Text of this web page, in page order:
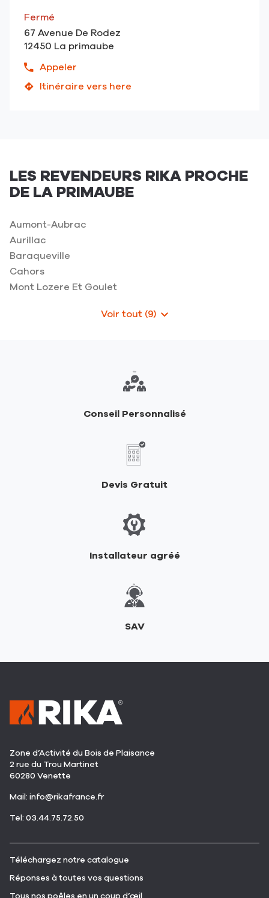
Fermé
67 Avenue De Rodez
12450 La primaube
Appeler
Afficher
le
vente
BOURGUIGNON
La
Primaube
Itinéraire vers here
jusqu'au
-
La
Primaube
LES REVENDEURS RIKA PROCHE
DE LA PRIMAUBE
Aumont-Aubrac
Aurillac
Baraqueville
Cahors
Mont Lozere Et Goulet
Voir tout (9)
de
Conseil Personnalisé
Devis Gratuit
Installateur agréé
SAV
Zone d’Activité du Bois de Plaisance
2 rue du Trou Martinet
60280 Venette
Mail: info@rikafrance.fr(ouvre
fenêtre)
Tel: 03.44.75.72.50
une
fenêtre)
Téléchargez notre catalogue
une
nouvelle
Réponses à toutes vos questions